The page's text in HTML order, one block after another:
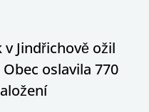
Jindřichově ožil
oslavila 770